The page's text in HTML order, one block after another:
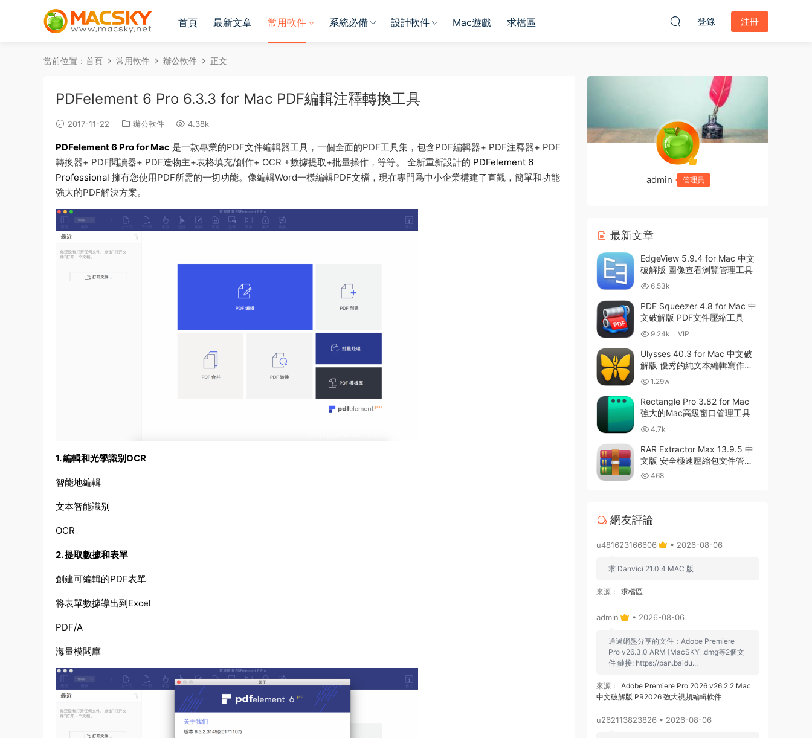
首頁 最新文章 常用軟件 系統必備 設計軟件 Mac遊戲 求檔區 登錄 注冊
當前位置： 首頁 常用軟件 辦公軟件 正文
PDFelement 6 Pro 6.3.3 for Mac PDF編輯注釋轉換工具
2017-11-22 辦公軟件 4.38k
PDFelement 6 Pro for Mac 是一款專業的PDF文件編輯器工具，一個全面的PDF工具集，包含PDF編輯器+ PDF注釋器+ PDF
轉換器+ PDF閱讀器+ PDF造物主+表格填充/創作+ OCR +數據提取+批量操作，等等。 全新重新設計的 PDFelement 6
Professional 擁有您使用PDF所需的一切功能。像編輯Word一樣編輯PDF文檔，現在專門爲中小企業構建了直觀，簡單和功能
強大的PDF解決方案。
1. 編輯和光學識别OCR
智能地編輯
文本智能識别
OCR
2. 提取數據和表單
創建可編輯的PDF表單
将表單數據導出到Excel
PDF/A
海量模闆庫
admin 管理員
最新文章
EdgeView 5.9.4 for Mac 中文
破解版 圖像查看浏覽管理工具
6.53k
PDF Squeezer 4.8 for Mac 中
文破解版 PDF文件壓縮工具
9.24k VIP
Ulysses 40.3 for Mac 中文破
解版 優秀的純文本編輯寫作軟
件 1.29w
Rectangle Pro 3.82 for Mac
強大的Mac高級窗口管理工具
4.7k
RAR Extractor Max 13.9.5 中
文版 安全極速壓縮包文件管理
器 468
網友評論
u481623166606 • 2026-08-06
求 Danvici 21.0.4 MAC 版
來源： 求檔區
admin • 2026-08-06
通過網盤分享的文件：Adobe Premiere
Pro v26.3.0 ARM [MacSKY].dmg等2個文
件 鏈接: https://pan.baidu...
來源：
Adobe Premiere Pro 2026 v26.2.2 Mac
中文破解版 PR2026 強大視頻編輯軟件
u262113823826 • 2026-08-06